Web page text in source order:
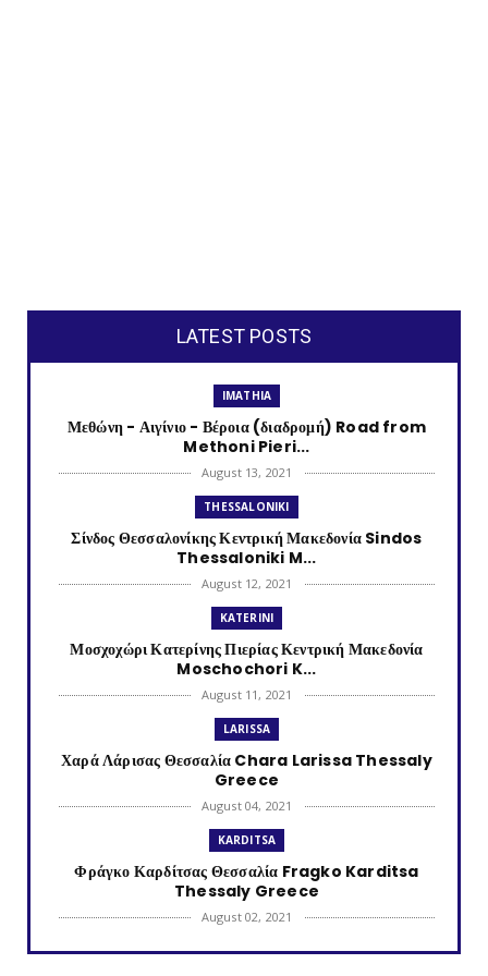
LATEST POSTS
IMATHIA
Μεθώνη - Αιγίνιο - Βέροια (διαδρομή) Road from
Methoni Pieri...
August 13, 2021
THESSALONIKI
Σίνδος Θεσσαλονίκης Κεντρική Μακεδονία Sindos
Thessaloniki M...
August 12, 2021
KATERINI
Μοσχοχώρι Κατερίνης Πιερίας Κεντρική Μακεδονία
Moschochori K...
August 11, 2021
LARISSA
Χαρά Λάρισας Θεσσαλία Chara Larissa Thessaly
Greece
August 04, 2021
KARDITSA
Φράγκο Καρδίτσας Θεσσαλία Fragko Karditsa
Thessaly Greece
August 02, 2021
KATERINI